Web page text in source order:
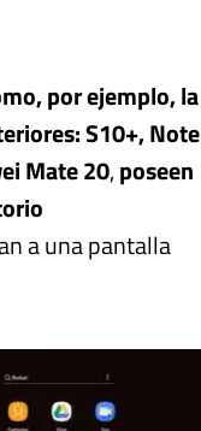
por ejemplo, la
S10+, Note
Mate 20,poseen
a una pantalla